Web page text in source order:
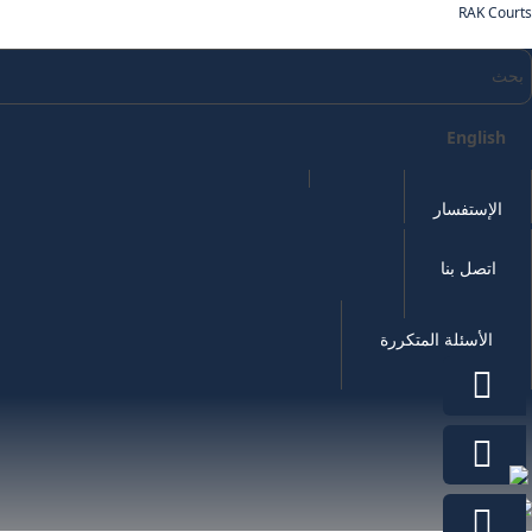
RAK Courts
English
الإستفسار
اتصل بنا
الأسئلة المتكررة